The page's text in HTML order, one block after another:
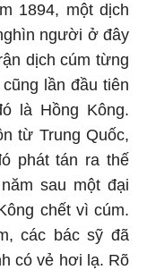
1894, một dịch
người ở đây
dịch cúm từng
lần đầu tiên
là Hồng Kông.
từ Trung Quốc,
phát tán ra thế
sau một đại
chết vì cúm.
các bác sỹ đã
có vẻ hơi lạ. Rõ